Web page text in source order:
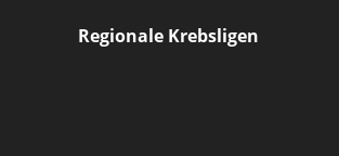
Regionale Krebsligen